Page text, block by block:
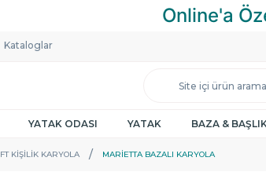
Kataloglar
YATAK ODASI YATAK BAZA & BAŞLIK
KIŞILIK KARYOLA MARIETTA BAZALI KARYOLA